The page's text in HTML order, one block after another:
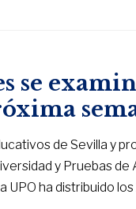
se
de Sevilla y
y Pruebas de
UPO ha distribuido